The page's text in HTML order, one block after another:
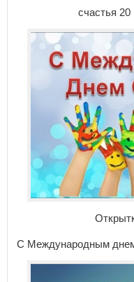
счастья
С Международным